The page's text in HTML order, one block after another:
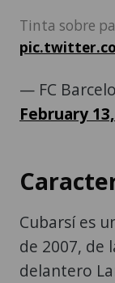
Tinta sobre
— FC
February
Cubarsí es
de 2007, de
delantero